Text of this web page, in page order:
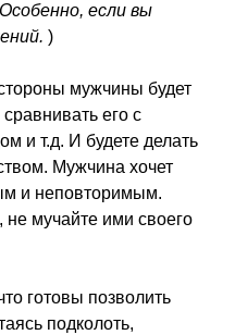
если вы
)
мужчины будет
его с
и т.д. И будете делать
Мужчина хочет
и неповторимым.
мучайте ими своего
готовы позволить
подколоть,